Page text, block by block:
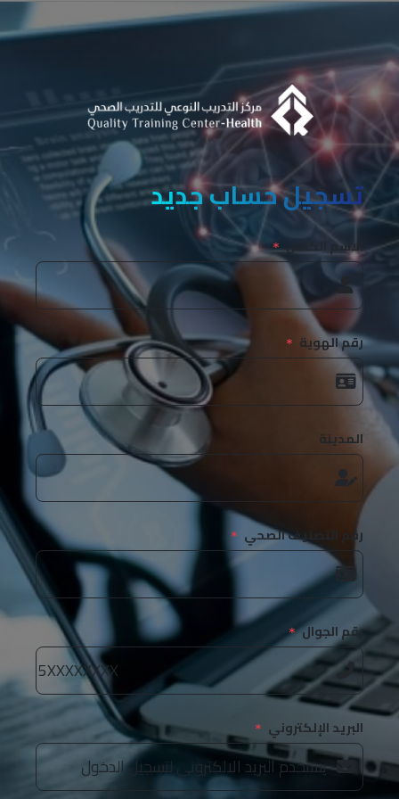
تسجيل حساب جديد
الاسم الكامل
رقم الهوية
المدينة
رقم التصنيف الصحي
رقم الجوال
البريد الإلكتروني